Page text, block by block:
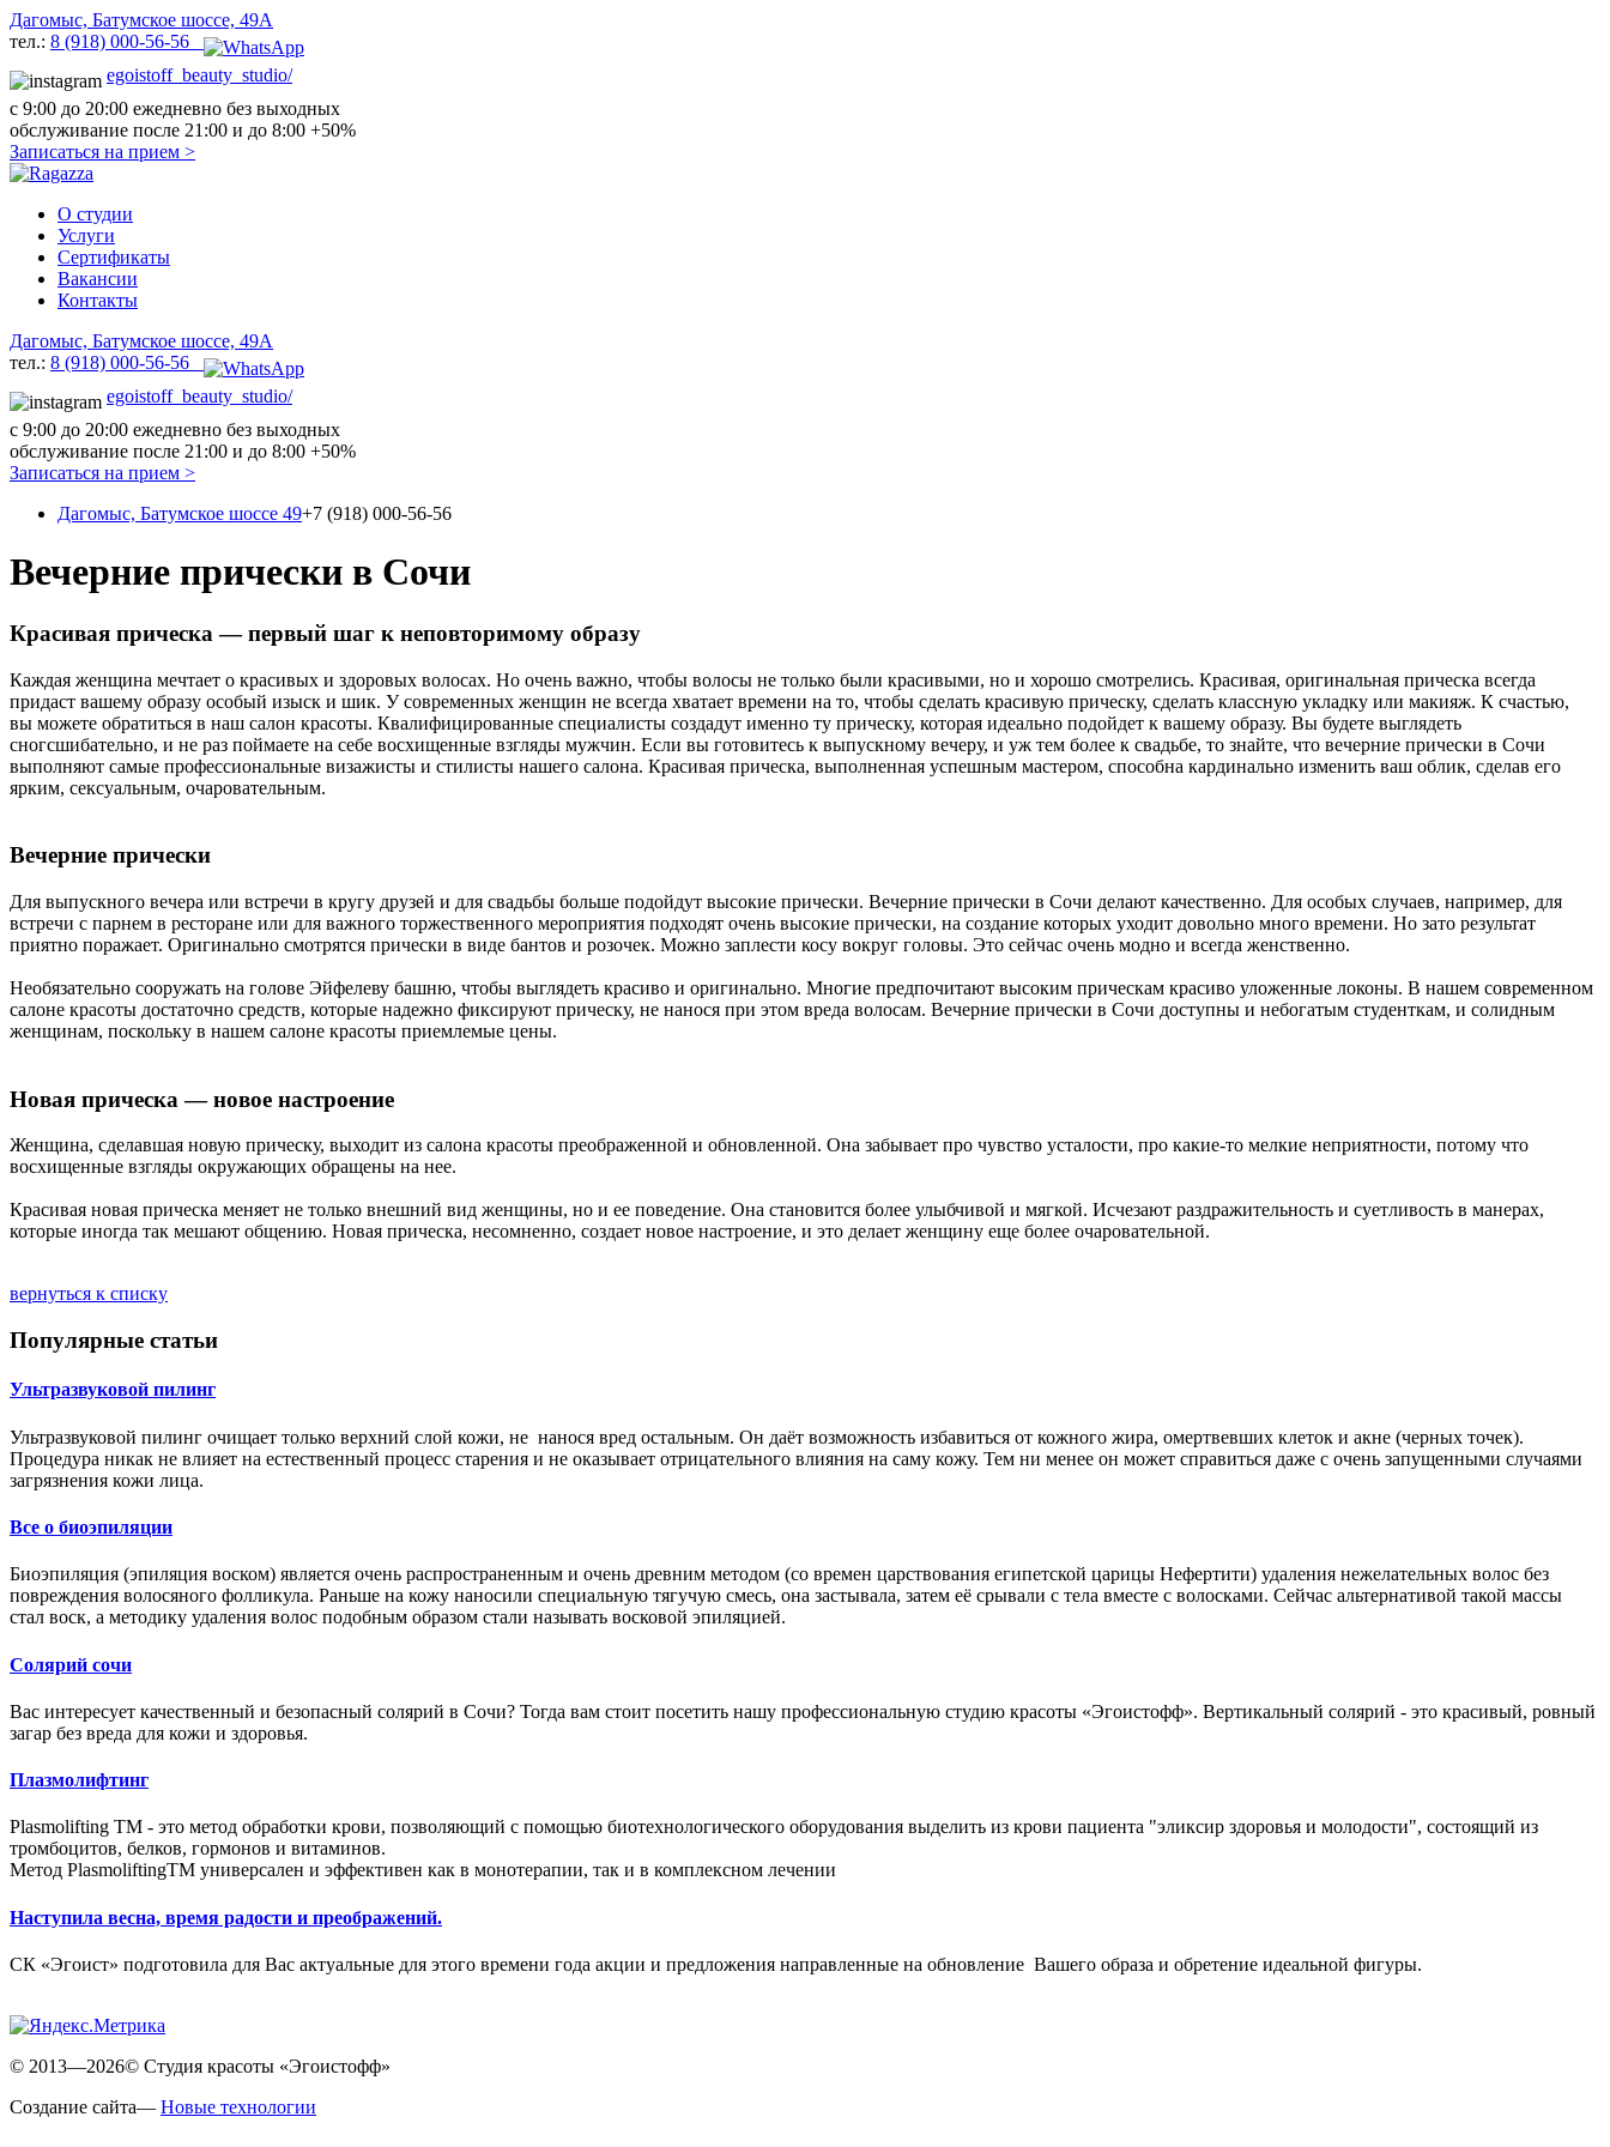
Дагомыс, Батумское шоссе, 49A
тел.: 8 (918) 000-56-56
egoistoff_beauty_studio/
с 9:00 до 20:00 ежедневно без выходных
обслуживание после 21:00 и до 8:00 +50%
Записаться на прием >
О студии
Услуги
Сертификаты
Вакансии
Контакты
Дагомыс, Батумское шоссе, 49A
тел.: 8 (918) 000-56-56
egoistoff_beauty_studio/
с 9:00 до 20:00 ежедневно без выходных
обслуживание после 21:00 и до 8:00 +50%
Записаться на прием >
Дагомыс, Батумское шоссе 49+7 (918) 000-56-56
Вечерние прически в Сочи
Красивая прическа — первый шаг к неповторимому образу
Каждая женщина мечтает о красивых и здоровых волосах. Но очень важно, чтобы волосы не только были красивыми, но и хорошо смотрелись. Красивая, оригинальная прическа всегда
придаст вашему образу особый изыск и шик. У современных женщин не всегда хватает времени на то, чтобы сделать красивую прическу, сделать классную укладку или макияж. К счастью,
вы можете обратиться в наш салон красоты. Квалифицированные специалисты создадут именно ту прическу, которая идеально подойдет к вашему образу. Вы будете выглядеть
сногсшибательно, и не раз поймаете на себе восхищенные взгляды мужчин. Если вы готовитесь к выпускному вечеру, и уж тем более к свадьбе, то знайте, что вечерние прически в Сочи
выполняют самые профессиональные визажисты и стилисты нашего салона. Красивая прическа, выполненная успешным мастером, способна кардинально изменить ваш облик, сделав его
ярким, сексуальным, очаровательным.
Вечерние прически
Для выпускного вечера или встречи в кругу друзей и для свадьбы больше подойдут высокие прически. Вечерние прически в Сочи делают качественно. Для особых случаев, например, для
встречи с парнем в ресторане или для важного торжественного мероприятия подходят очень высокие прически, на создание которых уходит довольно много времени. Но зато результат
приятно поражает. Оригинально смотрятся прически в виде бантов и розочек. Можно заплести косу вокруг головы. Это сейчас очень модно и всегда женственно.
Необязательно сооружать на голове Эйфелеву башню, чтобы выглядеть красиво и оригинально. Многие предпочитают высоким прическам красиво уложенные локоны. В нашем современном
салоне красоты достаточно средств, которые надежно фиксируют прическу, не нанося при этом вреда волосам. Вечерние прически в Сочи доступны и небогатым студенткам, и солидным
женщинам, поскольку в нашем салоне красоты приемлемые цены.
Новая прическа — новое настроение
Женщина, сделавшая новую прическу, выходит из салона красоты преображенной и обновленной. Она забывает про чувство усталости, про какие-то мелкие неприятности, потому что
восхищенные взгляды окружающих обращены на нее.
Красивая новая прическа меняет не только внешний вид женщины, но и ее поведение. Она становится более улыбчивой и мягкой. Исчезают раздражительность и суетливость в манерах,
которые иногда так мешают общению. Новая прическа, несомненно, создает новое настроение, и это делает женщину еще более очаровательной.
вернуться к списку
Популярные статьи
Ультразвуковой пилинг
Ультразвуковой пилинг очищает только верхний слой кожи, не нанося вред остальным. Он даёт возможность избавиться от кожного жира, омертвевших клеток и акне (черных точек).
Процедура никак не влияет на естественный процесс старения и не оказывает отрицательного влияния на саму кожу. Тем ни менее он может справиться даже с очень запущенными случаями
загрязнения кожи лица.
Все о биоэпиляции
Биоэпиляция (эпиляция воском) является очень распространенным и очень древним методом (со времен царствования египетской царицы Нефертити) удаления нежелательных волос без
повреждения волосяного фолликула. Раньше на кожу наносили специальную тягучую смесь, она застывала, затем её срывали с тела вместе с волосками. Сейчас альтернативой такой массы
стал воск, а методику удаления волос подобным образом стали называть восковой эпиляцией.
Солярий сочи
Вас интересует качественный и безопасный солярий в Сочи? Тогда вам стоит посетить нашу профессиональную студию красоты «Эгоистофф». Вертикальный солярий - это красивый, ровный
загар без вреда для кожи и здоровья.
Плазмолифтинг
Plasmolifting TM - это метод обработки крови, позволяющий с помощью биотехнологического оборудования выделить из крови пациента "эликсир здоровья и молодости", состоящий из
тромбоцитов, белков, гормонов и витаминов.
Метод PlasmoliftingTM универсален и эффективен как в монотерапии, так и в комплексном лечении
Наступила весна, время радости и преображений.
СК «Эгоист» подготовила для Вас актуальные для этого времени года акции и предложения направленные на обновление Вашего образа и обретение идеальной фигуры.
© 2013—2026© Студия красоты «Эгоистофф»
Создание сайта— Новые технологии